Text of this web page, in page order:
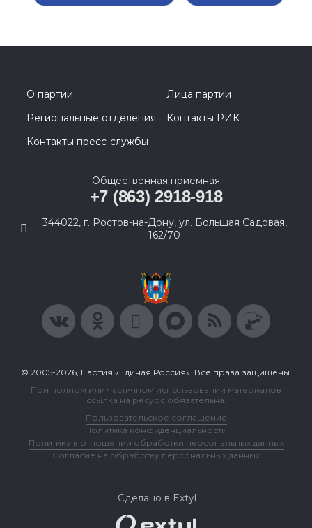
О партии
Лица партии
Региональные отделения
Контакты РИК
Контакты пресс-службы
Общественная приемная
+7 (863) 2918-918
344022, г. Ростов-на-Дону, ул. Большая Садовая,
162/70
© 2005-2026, Партия «Единая Россия». Все права защищены.
При полном или частичном использовании материалов
ссылка на ресурс обязательна.
Пользовательское соглашение
Политика конфиденциальности
Политика в отношении обработки персональных данных
Согласие на обработку персональных данных
Сделано в Extyl